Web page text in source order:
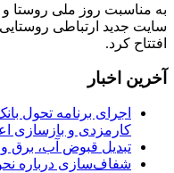
به مناسبت روز ملی روستا و
سایت جدید ارتباطی
افتتاح کرد.
آخرین اخبار
اجرای برنامه تحول
کارمزدی و بازسازی
تبدیل قبوض آب، برق و
شفاف‌سازی درباره